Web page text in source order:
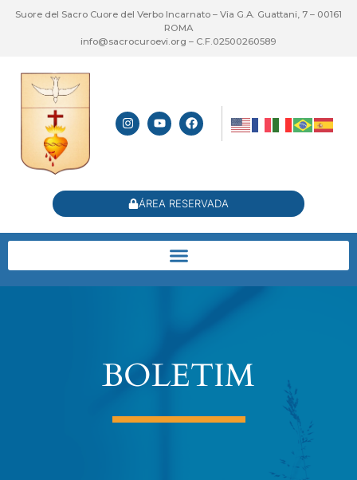
Suore del Sacro Cuore del Verbo Incarnato – Via G.A. Guattani, 7 – 00161
ROMA
info@sacrocuroevi.org – C.F.02500260589
ÁREA RESERVADA
BOLETIM